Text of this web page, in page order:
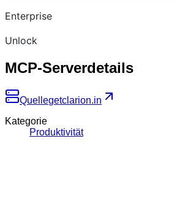
Enterprise
Unlock
MCP-Serverdetails
Quellegetclarion.in
Kategorie
Produktivität